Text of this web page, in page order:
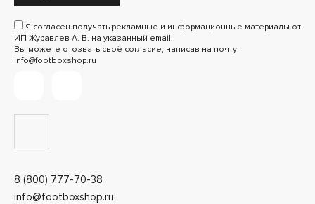
8 (800) 777-70-38
info@footboxshop.ru
Я согласен получать рекламные и информационные материалы от
ИП Журавлев А. В. на указанный email.
Вы можете отозвать своё согласие, написав на почту
info@footboxshop.ru